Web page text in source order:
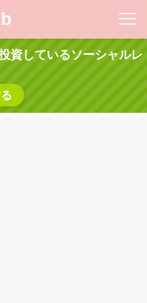
資しているソーシャルレ